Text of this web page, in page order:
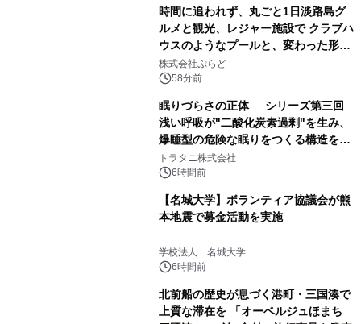
時間に追われず、丸ごと1日淡路島グ
ルメと観光、レジャー施設で クラブハ
ウスのようなプールと、変わった形の
サウナも 「THE BOXY AWAJI」のお
得な素泊まり連泊プランで
株式会社ぷらど
58分前
眠りづらさの正体──シリーズ第三回
浅い呼吸が"二酸化炭素過剰"を生み、
爆睡型の危険な眠りをつくる構造を解
説
トラタニ株式会社
6時間前
【名城大学】ボランティア協議会が熊
本地震で募金活動を実施
学校法人 名城大学
6時間前
北前船の歴史が息づく港町・三国湊で
上質な滞在を 「オーベルジュほまち